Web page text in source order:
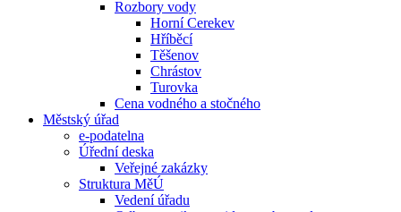
Rozbory vody
Horní Cerekev
Hříběcí
Těšenov
Chrástov
Turovka
Cena vodného a stočného
Městský úřad
e-podatelna
Úřední deska
Veřejné zakázky
Struktura MěÚ
Vedení úřadu